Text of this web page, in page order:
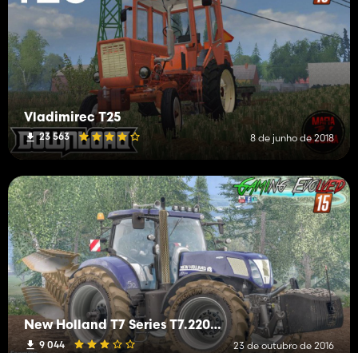
Vladimirec T25
23 563 8 de junho de 2018
New Holland T7 Series T7.220/250/270 V1.0 Alpha
9 044 23 de outubro de 2016